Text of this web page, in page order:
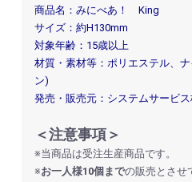
商品名：みにべあ！ King
サイズ：約H130mm
対象年齢：15歳以上
材質・素材等：ポリエステル、
ン)
発売・販売元：システムサービ
＜注意事項＞
※当商品は受注生産商品です。
※お一人様10個までの販売とさせ